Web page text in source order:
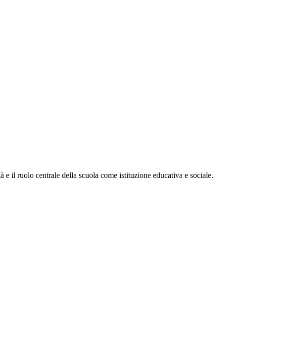
il ruolo centrale della scuola come istituzione educativa e sociale.